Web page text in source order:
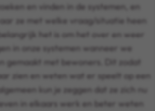
en vinden in de systemen, en
ze met welke vraag/situatie heen
het is om het over en weer
in onze systemen wanneer we
gemaakt met bewoners. Dit zodat
zien en weten wat er speelt op een
kun je zeggen dat ze zich nu
in elkaars werk en beter weten